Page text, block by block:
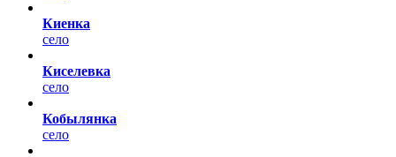
Киенка
село
Киселевка
село
Кобылянка
село